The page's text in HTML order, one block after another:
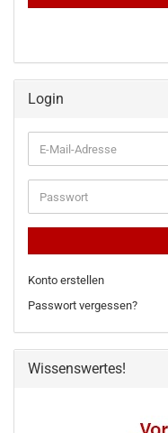
Login
E-
Mail-
Adresse
Passwort
Konto erstellen
Passwort vergessen?
Wissenswertes!